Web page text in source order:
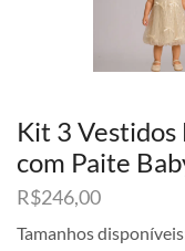
Kit 3 Vestidos
com Paite
R$246,00
Tamanhos